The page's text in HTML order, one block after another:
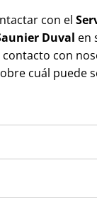
con el
Duval en
contacto con
cuál puede